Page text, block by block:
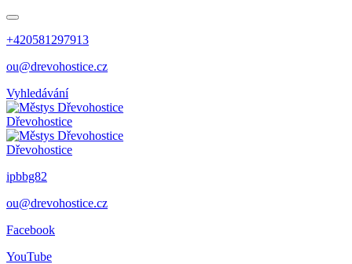
+420581297913
ou@drevohostice.cz
Vyhledávání
Dřevohostice
Dřevohostice
ipbbg82
ou@drevohostice.cz
Facebook
YouTube